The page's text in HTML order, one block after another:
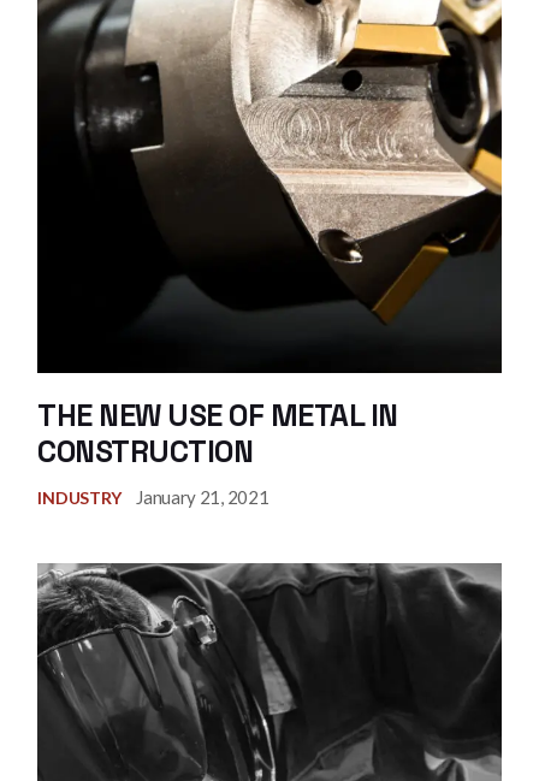
THE NEW USE OF METAL IN
CONSTRUCTION
INDUSTRY January 21, 2021